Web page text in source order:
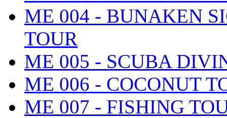
ME 004 - BUNAKEN
TOUR
ME 005 - SCUBA
ME 006 - COCONUT
ME 007 - FISHING